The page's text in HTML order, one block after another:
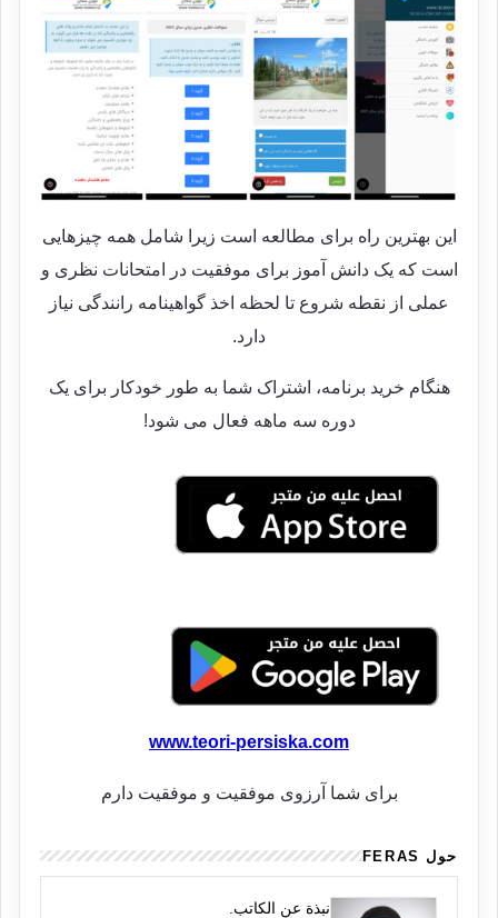
این بهترین راه برای مطالعه است زیرا شامل همه چیزهایی
است که یک دانش آموز برای موفقیت در امتحانات نظری و
عملی از نقطه شروع تا لحظه اخذ گواهینامه رانندگی نیاز
دارد.
هنگام خرید برنامه، اشتراک شما به طور خودکار برای یک
دوره سه ماهه فعال می شود!
www.teori-persiska.com
برای شما آرزوی موفقیت و موفقیت دارم
حول FERAS
نبذة عن الكاتب.